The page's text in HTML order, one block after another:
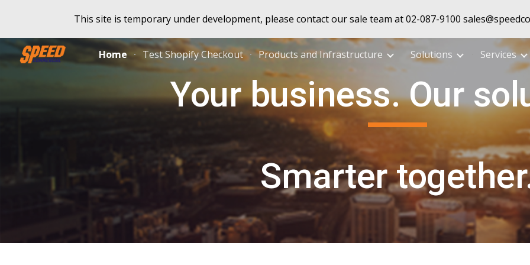
Skip to main content Skip to
This site is temporary under development, please contact our sale team at 02-087-9100
Home Test Shopify Checkout Products and Infrastructure Solutions Services
Your business. Our
Smarter